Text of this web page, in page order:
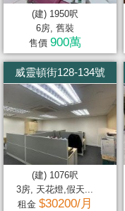
據
公
置
業
冊
(建) 1950呎
6房, 舊裝
售價 900萬
威靈頓街128-134號
(建) 1076呎
3房, 天花燈,假天...
租金 $30200/月